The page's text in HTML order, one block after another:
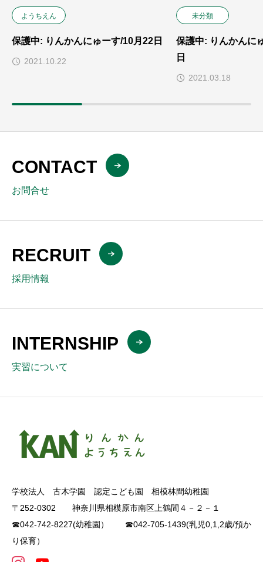
ようちえん
保護中: りんかんにゅーす/10月22日
2021.10.22
未分類
保護中: りんかんに
日
2021.03.18
CONTACT
お問合せ
RECRUIT
採用情報
INTERNSHIP
実習について
学校法人 古木学園 認定こども園 相模林間幼稚園
〒252-0302 神奈川県相模原市南区上鶴間４－２－１
☎042-742-8227(幼稚園） ☎042-705-1439(乳児0,1,2歳/預か
り保育）